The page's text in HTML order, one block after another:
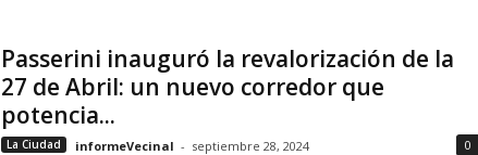
Passerini inauguró la revalorización de la
27 de Abril: un nuevo corredor que
potencia...
La Ciudad informeVecinal - septiembre 28, 2024 0